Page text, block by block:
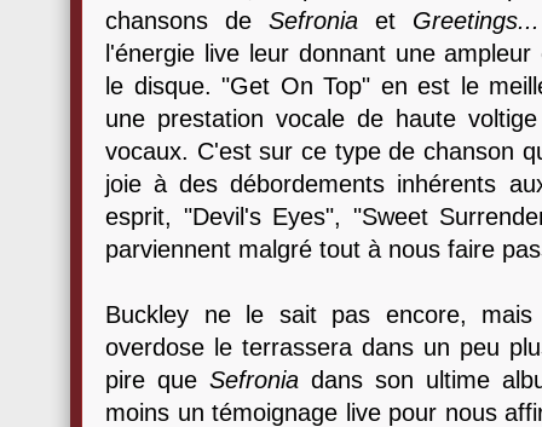
chansons de Sefroniaet Greetings...
l'énergie live leur donnant une
le disque. "Get On Top" en est le
une prestation vocale de haute
vocaux. C'est sur ce type de chanson
joie à des débordements inhérents
esprit, "Devil's Eyes", "Sweet
parviennent malgré tout à nous faire
Buckley ne le sait pas encore,
overdose le terrassera dans un peu
pire que Sefroniadans son ultime
moins un témoignage live pour nous